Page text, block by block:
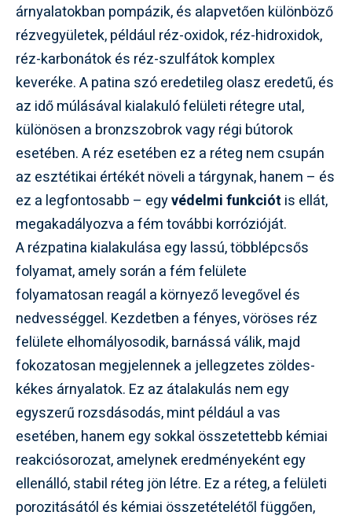
árnyalatokban pompázik, és alapvetően különböző
rézvegyületek, például réz-oxidok, réz-hidroxidok,
réz-karbonátok és réz-szulfátok komplex
keveréke. A patina szó eredetileg olasz eredetű, és
az idő múlásával kialakuló felületi rétegre utal,
különösen a bronzszobrok vagy régi bútorok
esetében. A réz esetében ez a réteg nem csupán
az esztétikai értékét növeli a tárgynak, hanem – és
ez a legfontosabb – egyvédelmi funkciót is ellát,
megakadályozva a fém további korrózióját.
A rézpatina kialakulása egy lassú, többlépcsős
folyamat, amely során a fém felülete
folyamatosan reagál a környező levegővel és
nedvességgel. Kezdetben a fényes, vöröses réz
felülete elhomályosodik, barnássá válik, majd
fokozatosan megjelennek a jellegzetes zöldes-
kékes árnyalatok. Ez az átalakulás nem egy
egyszerű rozsdásodás, mint például a vas
esetében, hanem egy sokkal összetettebb kémiai
reakciósorozat, amelynek eredményeként egy
ellenálló, stabil réteg jön létre. Ez a réteg, a felületi
porozitásától és kémiai összetételétől függően,